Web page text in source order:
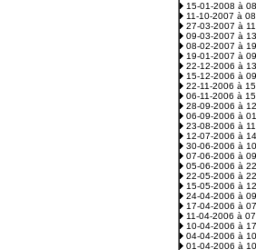
15-01-2008 à
11-10-2007 à
27-03-2007 à
09-03-2007 à
08-02-2007 à
19-01-2007 à
22-12-2006 à
15-12-2006 à
22-11-2006 à
06-11-2006 à
28-09-2006 à
06-09-2006 à
23-08-2006 à
12-07-2006 à
30-06-2006 à
07-06-2006 à
05-06-2006 à
22-05-2006 à
15-05-2006 à
24-04-2006 à
17-04-2006 à
11-04-2006 à
10-04-2006 à
04-04-2006 à
01-04-2006 à